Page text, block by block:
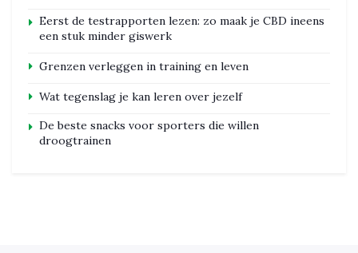
Eerst de testrapporten lezen: zo maak je CBD ineens
een stuk minder giswerk
Grenzen verleggen in training en leven
Wat tegenslag je kan leren over jezelf
De beste snacks voor sporters die willen
droogtrainen